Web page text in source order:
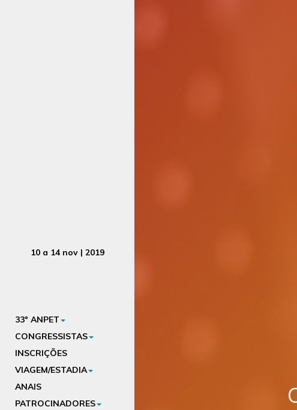
10 a 14 nov | 2019
33º ANPET
CONGRESSISTAS
INSCRIÇÕES
VIAGEM/ESTADIA
ANAIS
PATROCINADORES